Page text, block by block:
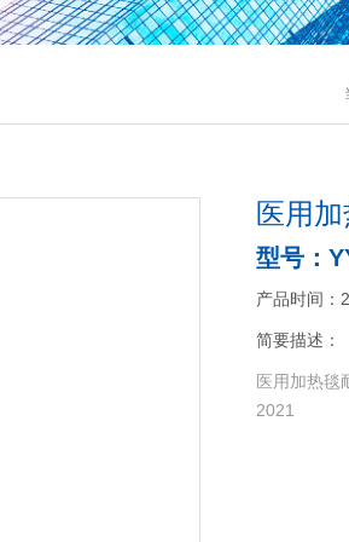
医用
型号：
产品时间：
简要描述：
医用加热毯
2021